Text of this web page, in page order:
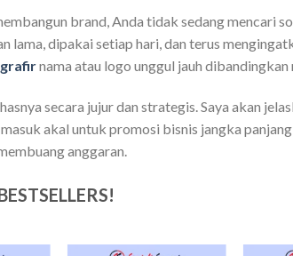
brand, Anda tidak sedang mencari
lama, dipakai setiap hari, dan terus
nama atau logo unggul jauh
secara jujur dan strategis. Saya akan
akal untuk promosi bisnis jangka
anggaran.